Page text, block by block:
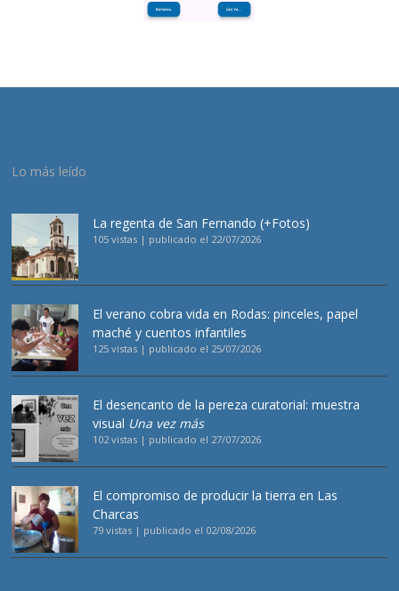
Lo más leído
La regenta de San Fernando (+Fotos)
105 vistas | publicado el 22/07/2026
El verano cobra vida en Rodas: pinceles, papel
maché y cuentos infantiles
125 vistas | publicado el 25/07/2026
El desencanto de la pereza curatorial: muestra
visual Una vez más
102 vistas | publicado el 27/07/2026
El compromiso de producir la tierra en Las
Charcas
79 vistas | publicado el 02/08/2026